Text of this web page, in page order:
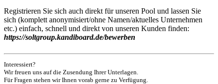
Registrieren Sie sich auch direkt für unseren Pool und lassen Sie
sich (komplett anonymisiert/ohne Namen/aktuelles Unternehmen
etc.) einfach, schnell und direkt von unseren Kunden finden:
https://soltgroup.kandiboard.de/bewerben
Interessiert?
Wir freuen uns auf die Zusendung Ihrer Unterlagen.
Für Fragen stehen wir Ihnen vorab gerne zu Verfügung.